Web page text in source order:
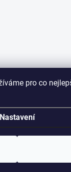
pro co
Nastavení